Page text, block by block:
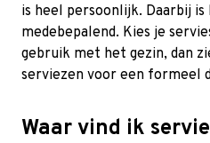
is heel persoonlijk. Daarbij
medebepalend. Kies je
gebruik met het gezin, dan
serviezen voor een formeel
Waar vind ik